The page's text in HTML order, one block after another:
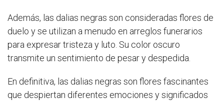
Además, las dalias negras son consideradas flores de
duelo y se utilizan a menudo en arreglos funerarios
para expresar tristeza y luto. Su color oscuro
transmite un sentimiento de pesar y despedida.
En definitiva, las dalias negras son flores fascinantes
que despiertan diferentes emociones y significados